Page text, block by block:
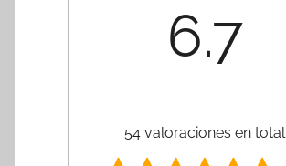
6.7
54 valoraciones en total